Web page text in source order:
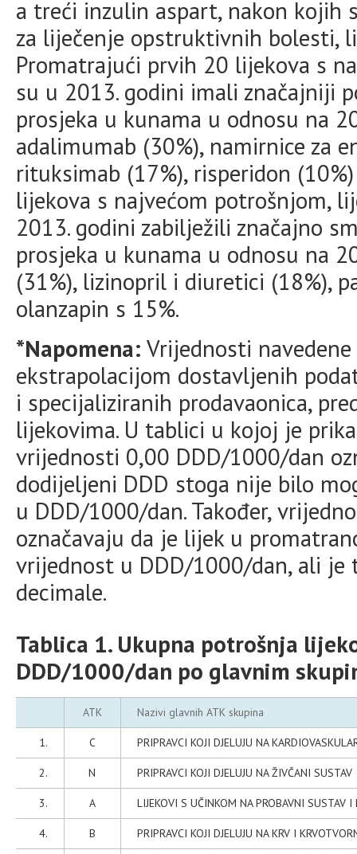
a treći inzulin aspart, nakon
za liječenje opstruktivnih bolesti,
Promatrajući prvih 20 lijekova s
su u 2013. godini imali značajniji
prosjeka u kunama u odnosu na
adalimumab (30%), namirnice za
rituksimab (17%), risperidon
lijekova s najvećom potrošnjom,
2013. godini zabilježili značajno
prosjeka u kunama u odnosu na
(31%), lizinopril i diuretici (18%),
olanzapin s 15%.
*Napomena: Vrijednosti
ekstrapolacijom dostavljenih
i specijaliziranih prodavaonica,
lijekovima. U tablici u kojoj je
vrijednosti 0,00 DDD/1000/dan
dodijeljeni DDD stoga nije bilo
u DDD/1000/dan. Također,
označavaju da je lijek u
vrijednost u DDD/1000/dan, ali
decimale.
Tablica 1. Ukupna potrošnja
DDD/1000/dan po glavnim
ATK Nazivi glavnih ATK skupina
1. C PRIPRAVCI KOJI DJELUJU NA
2. N PRIPRAVCI KOJI DJELUJU NA ŽIVČANI SUSTAV
3. A LIJEKOVI S UČINKOM NA PROBAVNI SUSTAV I
4. B PRIPRAVCI KOJI DJELUJU NA KRV I